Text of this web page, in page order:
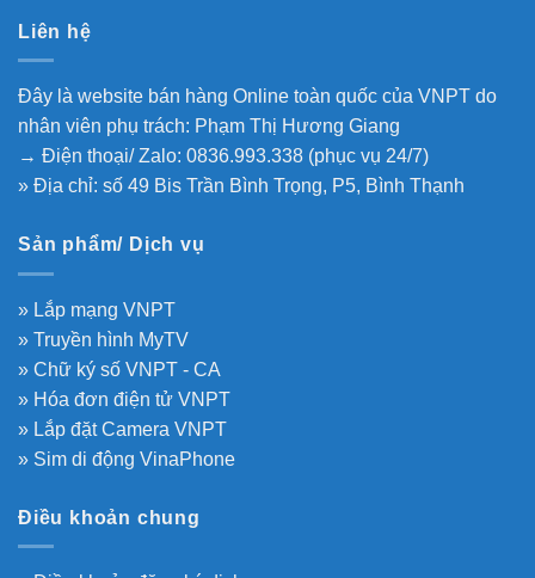
Liên hệ
Đây là website bán hàng Online toàn quốc của VNPT do
nhân viên phụ trách: Phạm Thị Hương Giang
→ Điện thoại/ Zalo: 0836.993.338 (phục vụ 24/7)
» Địa chỉ: số 49 Bis Trần Bình Trọng, P5, Bình Thạnh
Sản phẩm/ Dịch vụ
» Lắp mạng VNPT
» Truyền hình MyTV
» Chữ ký số VNPT - CA
» Hóa đơn điện tử VNPT
» Lắp đặt Camera VNPT
» Sim di động VinaPhone
Điều khoản chung